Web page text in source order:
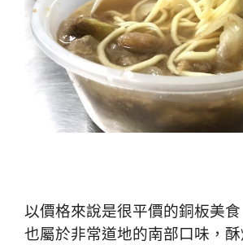
以價格來說是很平價的銅板美
也屬於非常道地的南部口味，